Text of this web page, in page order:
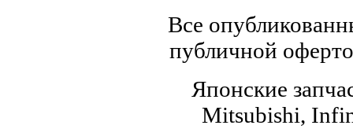
Все
публичной
Японские
Mitsubishi,